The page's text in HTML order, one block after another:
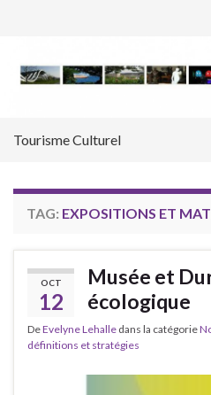
Tourisme Culturel
TAG: EXPOSITIONS ET
OCT
12
Musée et
écologique
DeEvelyne Lehalle dans la catégorie
définitions et stratégies